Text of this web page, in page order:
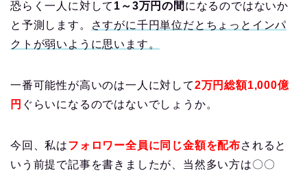
恐らく一人に対して 1～3万円の間 になるのではないか
と予測します。
さすがに千円単位だとちょっとインパ
クトが弱いように思います。
一番可能性が高いのは一人に対して2万円総額1,000億
円 ぐらいになるのではないでしょうか。
今回、私はフォロワー全員に同じ金額を配布されると
いう前提で記事を書きましたが、当然多い方は〇〇